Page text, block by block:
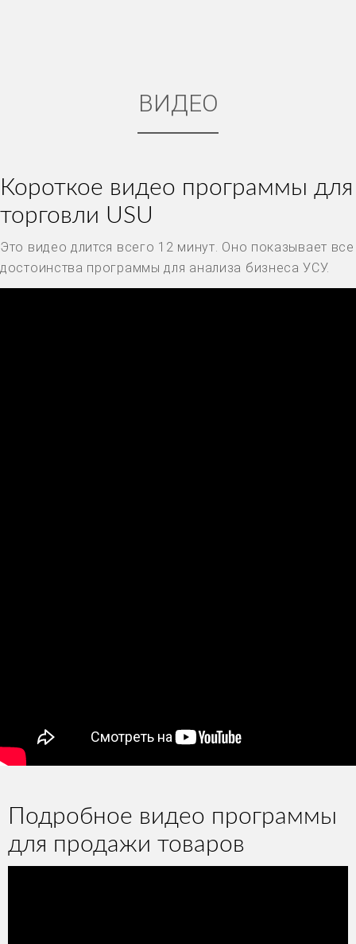
ВИДЕО
Короткое видео программы для
торговли USU
Это видео длится всего 12 минут. Оно показывает все
достоинства программы для анализа бизнеса УСУ.
Подробное видео программы
для продажи товаров